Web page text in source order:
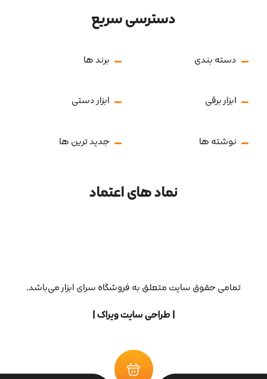
دسترسی سریع
دسته بندی برند ها
ابزار برقی ابزار دستی
نوشته ها جدید ترین ها
نماد های اعتماد
تمامی حقوق سایت متعلق به فروشگاه سرای ابزار می‌باشد.
| طراحی سایت ویراک |